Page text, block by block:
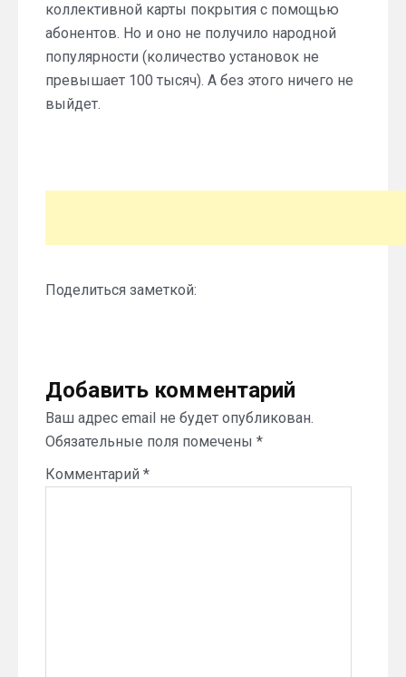
коллективной карты покрытия с помощью
абонентов. Но и оно не получило народной
популярности (количество установок не
превышает 100 тысяч). А без этого ничего не
выйдет.
Поделиться заметкой:
Добавить комментарий
Ваш адрес email не будет опубликован.
Обязательные поля помечены *
Комментарий *